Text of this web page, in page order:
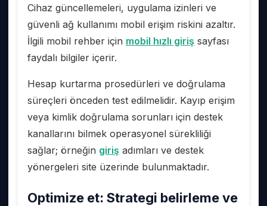
Cihaz güncellemeleri, uygulama izinleri ve
güvenli ağ kullanımı mobil erişim riskini azaltır.
İlgili mobil rehber için mobil hızlı giriş sayfası
faydalı bilgiler içerir.
Hesap kurtarma prosedürleri ve doğrulama
süreçleri önceden test edilmelidir. Kayıp erişim
veya kimlik doğrulama sorunları için destek
kanallarını bilmek operasyonel sürekliliği
sağlar; örneğin giriş adımları ve destek
yönergeleri site üzerinde bulunmaktadır.
Optimize et: Strategi belirleme ve